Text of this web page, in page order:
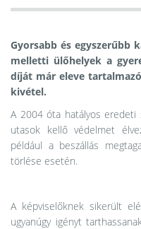
Gyorsabb és egyszerűbb
melletti ülőhelyek a
díját már eleve
kivétel.
A 2004 óta hatályos eredeti
utasok kellő védelmet
például a beszállás
törlése esetén.
A képviselőknek sikerült
ugyanúgy igényt